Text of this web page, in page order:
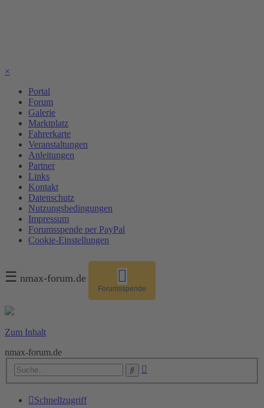
×
Portal
Forum
Galerie
Marktplatz
Fahrerkarte
Veranstaltungen
Anleitungen
Partner
Links
Kontakt
Datenschutz
Nutzungsbedingungen
Impressum
Forumsspende per PayPal
Cookie-Einstellungen
☰ nmax-forum.de
Forumsspende
Zum Inhalt
nmax-forum.de
Suche
Schnellzugriff